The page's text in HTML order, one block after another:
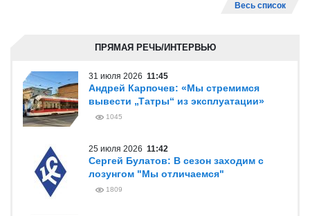
Весь список
ПРЯМАЯ РЕЧЬ/ИНТЕРВЬЮ
31 июля 2026 11:45
Андрей Карпочев: «Мы стремимся
вывести „Татры“ из эксплуатации»
1045
25 июля 2026 11:42
Сергей Булатов: В сезон заходим с
лозунгом "Мы отличаемся"
1809